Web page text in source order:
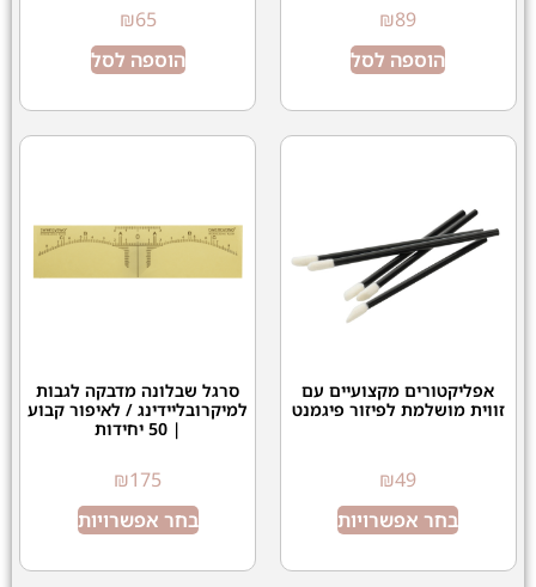
₪89
הוספה לסל
₪65
הוספה לסל
אפליקטורים מקצועיים עם
זווית מושלמת לפיזור פיגמנט
₪49
בחר אפשרויות
סרגל שבלונה מדבקה לגבות
למיקרובליידינג / לאיפור קבוע
| 50 יחידות
₪175
בחר אפשרויות